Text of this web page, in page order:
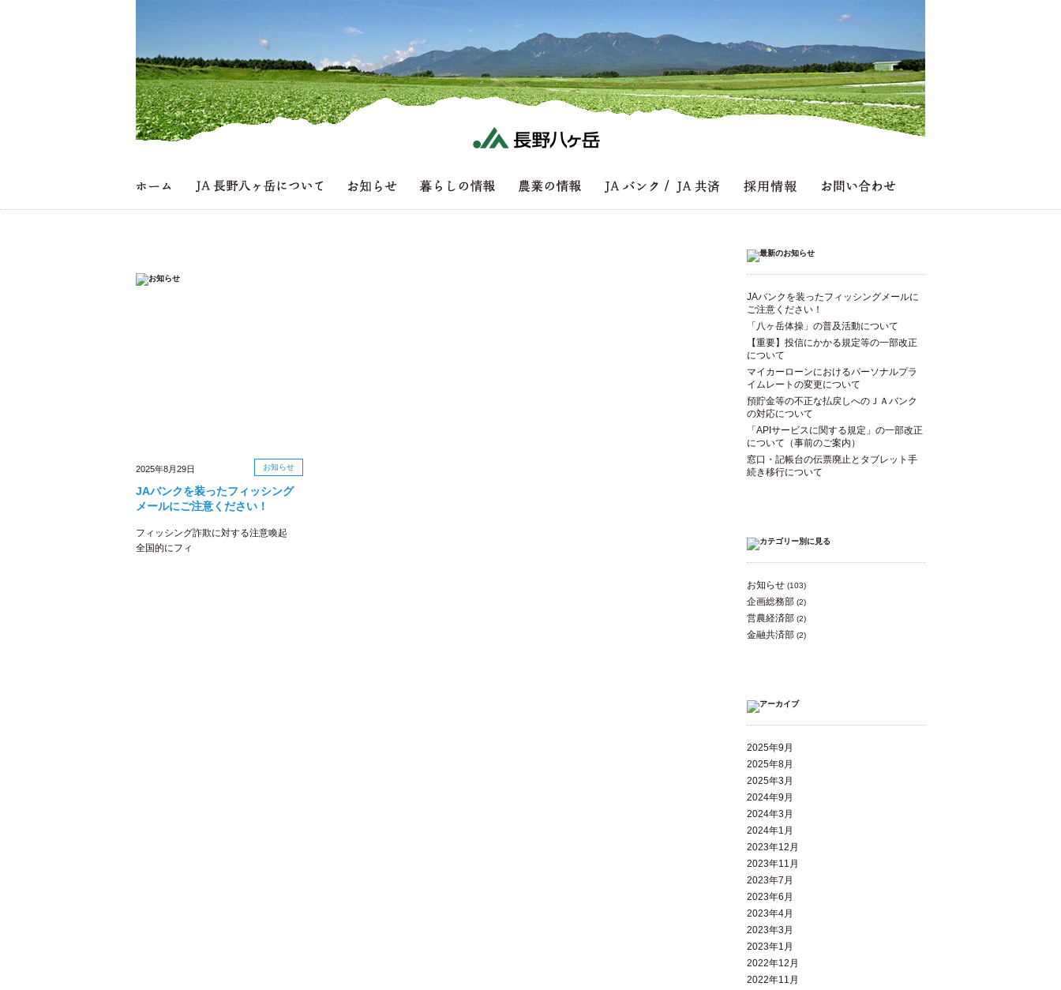
2025年8月29日 お知らせ
JAバンクを装ったフィッシング
メールにご注意ください！
フィッシング詐欺に対する注意喚起
全国的にフィ
JAバンクを装ったフィッシングメールに
ご注意ください！
「八ヶ岳体操」の普及活動について
【重要】投信にかかる規定等の一部改正
について
マイカーローンにおけるパーソナルプラ
イムレートの変更について
預貯金等の不正な払戻しへのＪＡバンク
の対応について
「APIサービスに関する規定」の一部改正
について（事前のご案内）
窓口・記帳台の伝票廃止とタブレット手
続き移行について
お知らせ (103)
企画総務部 (2)
営農経済部 (2)
金融共済部 (2)
2025年9月
2025年8月
2025年3月
2024年9月
2024年3月
2024年1月
2023年12月
2023年11月
2023年7月
2023年6月
2023年4月
2023年3月
2023年1月
2022年12月
2022年11月